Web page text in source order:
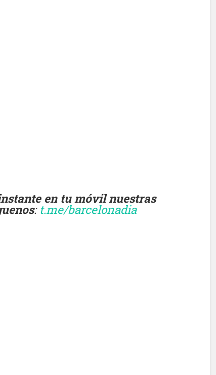
en tu móvil nuestras
: t.me/barcelonadia